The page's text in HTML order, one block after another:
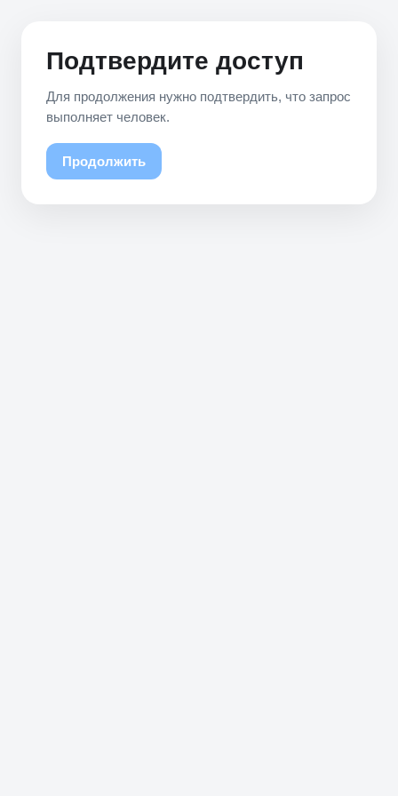
Подтвердите доступ
Для продолжения нужно подтвердить, что запрос
выполняет человек.
Продолжить